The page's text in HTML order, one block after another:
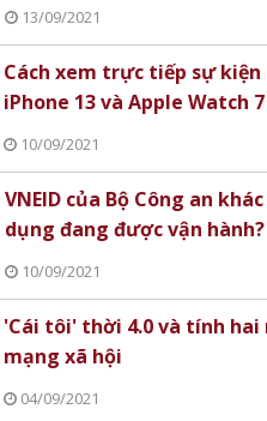
13/09/2021
Cách xem trực tiếp sự
iPhone 13 và Apple Watch 7
10/09/2021
VNEID của Bộ Công an
dụng đang được vận hành?
10/09/2021
'Cái tôi' thời 4.0 và tính hai
mạng xã hội
04/09/2021